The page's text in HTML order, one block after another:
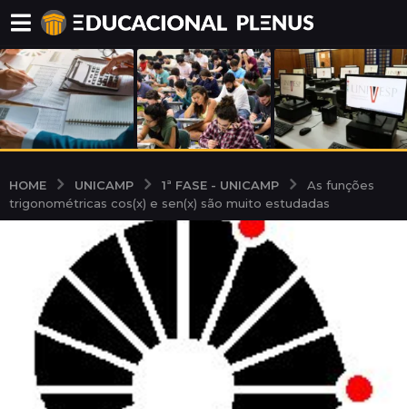
HOME UNICAMP 1ª FASE - UNICAMP
As funções
trigonométricas cos(x) e sen(x) são muito estudadas